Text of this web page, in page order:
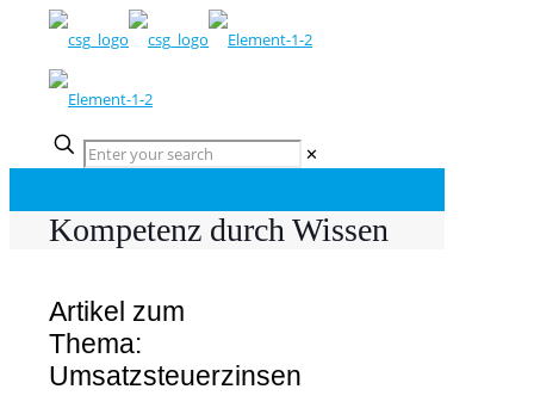
✕
Kompetenz durch Wissen
Artikel zum
Thema:
Umsatzsteuerzinsen